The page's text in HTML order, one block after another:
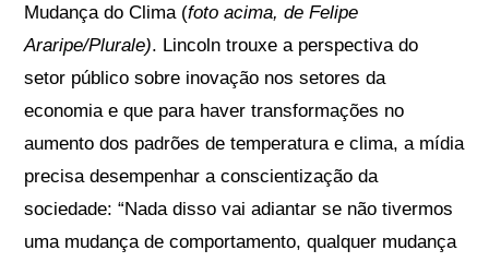
Mudança do Clima (foto acima, de Felipe
Araripe/Plurale). Lincoln trouxe a perspectiva do
setor público sobre inovação nos setores da
economia e que para haver transformações no
aumento dos padrões de temperatura e clima, a mídia
precisa desempenhar a conscientização da
sociedade: “Nada disso vai adiantar se não tivermos
uma mudança de comportamento, qualquer mudança